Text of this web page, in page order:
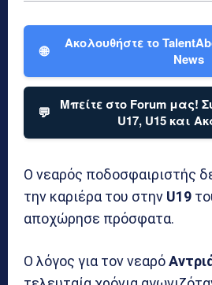
🌐
Ακολουθήστε το
News
💬
Μπείτε στο Forum μας!
U17, U15 και
Ο νεαρός ποδοσφαιριστής
την καριέρα του στην U19
αποχώρησε πρόσφατα.
Ο λόγος για τον νεαρό